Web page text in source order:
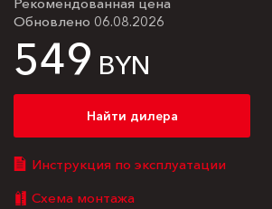
Обновлено 06.08.2026
549 BYN
Найти дилера
Инструкция по эксплуатации
Схема монтажа